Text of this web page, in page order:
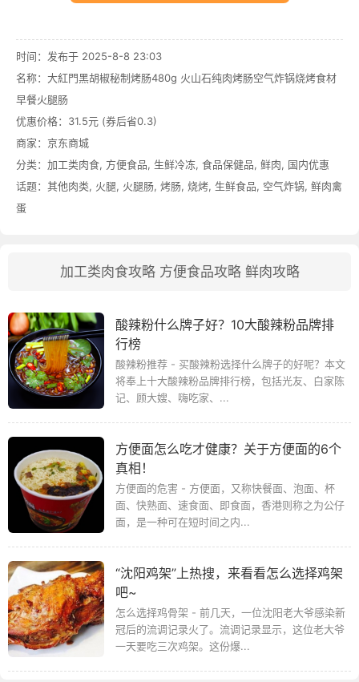
时间：发布于 2025-8-8 23:03
名称： 大紅門黑胡椒秘制烤肠480g 火山石纯肉烤肠空气炸锅烧烤食材
早餐火腿肠
优惠价格： 31.5元 (券后省0.3)
商家： 京东商城
分类： 加工类肉食, 方便食品, 生鲜冷冻, 食品保健品, 鲜肉, 国内优惠
话题： 其他肉类, 火腿, 火腿肠, 烤肠, 烧烤, 生鲜食品, 空气炸锅, 鲜肉禽
蛋
加工类肉食攻略 方便食品攻略 鲜肉攻略
酸辣粉什么牌子好？10大酸辣粉品牌排
行榜
酸辣粉推荐 - 买酸辣粉选择什么牌子的好呢？本文
将奉上十大酸辣粉品牌排行榜，包括光友、白家陈
记、顾大嫂、嗨吃家、...
方便面怎么吃才健康？关于方便面的6个
真相！
方便面的危害 - 方便面，又称快餐面、泡面、杯
面、快熟面、速食面、即食面，香港则称之为公仔
面，是一种可在短时间之内...
“沈阳鸡架”上热搜，来看看怎么选择鸡架
吧~
怎么选择鸡骨架 - 前几天，一位沈阳老大爷感染新
冠后的流调记录火了。流调记录显示，这位老大爷
一天要吃三次鸡架。这份爆...